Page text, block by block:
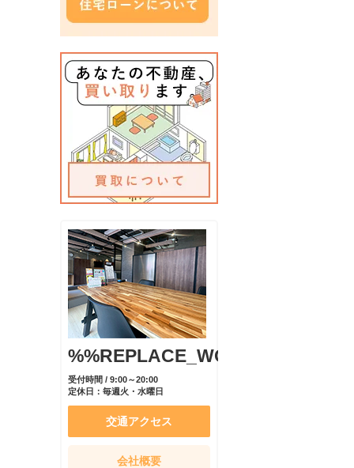
%%REPLACE_WORD_TEL%%
受付時間 / 9:00～20:00
定休日：毎週火・水曜日
交通アクセス
会社概要